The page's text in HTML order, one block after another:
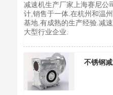
减速机生产厂家上海赛尼公
计,销售于一体.在杭州和温
基地.有成熟的生产经验.减
大型行业企业.
不锈钢